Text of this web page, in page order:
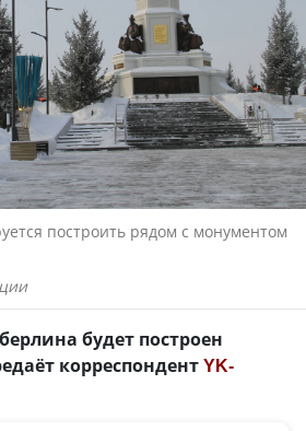
построить рядом с монументом
будет построен
корреспондентYK-